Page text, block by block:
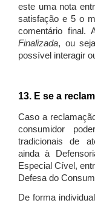
este uma nota
satisfação e 5 o
comentário final.
Finalizada, ou
possível interagir
13. E se a
Caso a
consumidor
tradicionais de
ainda à
Especial Cível,
Defesa do
De forma